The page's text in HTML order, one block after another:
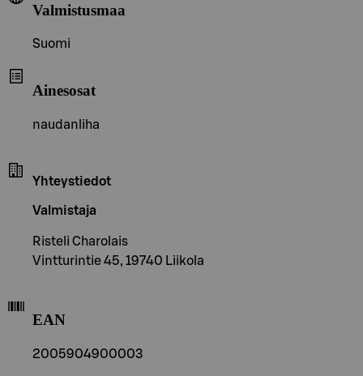
Valmistusmaa
Suomi
Ainesosat
naudanliha
Yhteystiedot
Valmistaja
Risteli Charolais
Vintturintie 45, 19740 Liikola
EAN
2005904900003